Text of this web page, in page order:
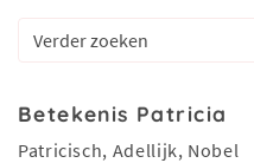
Betekenis Patricia
Patricisch, Adellijk, Nobel